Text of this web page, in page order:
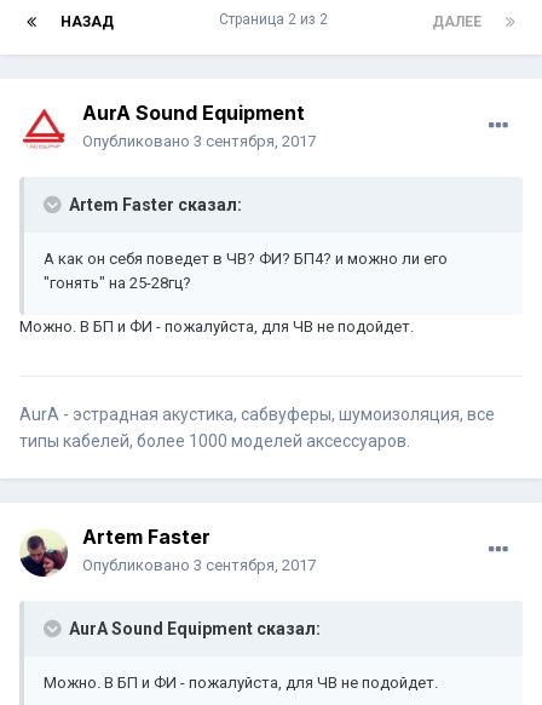
НАЗАД ДАЛЕЕ
Страница 2 из 2
AurA Sound Equipment
Опубликовано 3 сентября, 2017
Artem Faster сказал:
А как он себя поведет в ЧВ? ФИ? БП4? и можно ли его
"гонять" на 25-28гц?
Можно. В БП и ФИ - пожалуйста, для ЧВ не подойдет.
AurA - эстрадная акустика, сабвуферы, шумоизоляция, все
типы кабелей, более 1000 моделей аксессуаров.
Artem Faster
Опубликовано 3 сентября, 2017
AurA Sound Equipment сказал:
Можно. В БП и ФИ - пожалуйста, для ЧВ не подойдет.